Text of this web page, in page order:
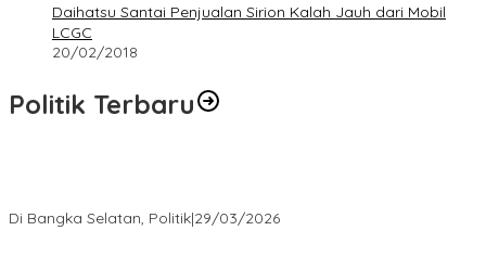
Daihatsu Santai Penjualan Sirion Kalah Jauh dari Mobil
LCGC
20/02/2018
Politik Terbaru
Di Bangka Selatan, Politik|29/03/2026